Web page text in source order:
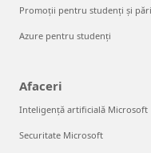
Promoții pentru studenți și
Azure pentru studenți
Afaceri
Inteligență artificială Microsoft
Securitate Microsoft